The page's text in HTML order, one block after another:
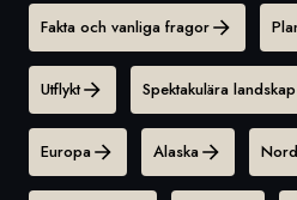
Fakta och vanliga fragor
Utflykt Spektakulära landskap
Europa Alaska